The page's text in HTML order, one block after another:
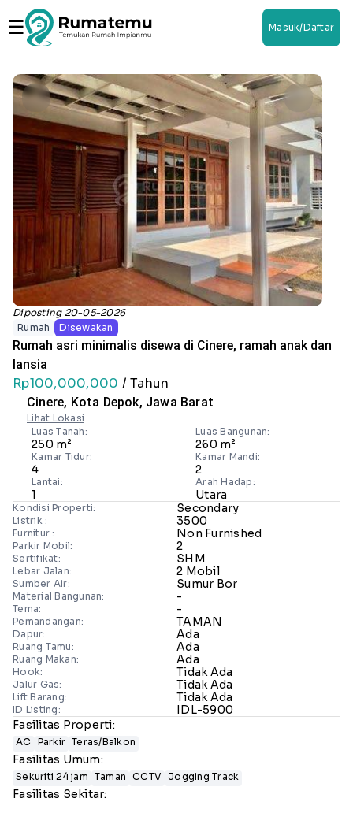
☰ Masuk/Daftar
Diposting 20-05-2026
Rumah
Disewakan
Rumah asri minimalis disewa di Cinere, ramah anak dan
lansia
Rp100,000,000 / Tahun
Cinere, Kota Depok, Jawa Barat
Lihat Lokasi
Luas Tanah:
250 m²
Luas Bangunan:
260 m²
Kamar Tidur:
4
Kamar Mandi:
2
Lantai:
1
Arah Hadap:
Utara
Kondisi Properti: Secondary
Listrik : 3500
Furnitur : Non Furnished
Parkir Mobil: 2
Sertifikat: SHM
Lebar Jalan: 2 Mobil
Sumber Air: Sumur Bor
Material Bangunan: -
Tema: -
Pemandangan: TAMAN
Dapur: Ada
Ruang Tamu: Ada
Ruang Makan: Ada
Hook: Tidak Ada
Jalur Gas: Tidak Ada
Lift Barang: Tidak Ada
ID Listing:
IDL-5900
Fasilitas Properti:
AC Parkir Teras/Balkon
Fasilitas Umum:
Sekuriti 24 jam Taman CCTV Jogging Track
Fasilitas Sekitar: